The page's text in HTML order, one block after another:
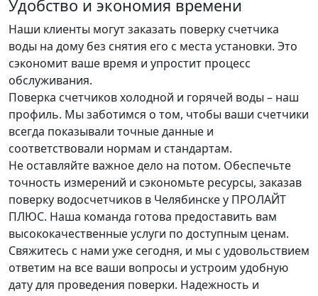
Удобство и экономия времени
Наши клиенты могут заказать поверку счетчика
воды на дому без снятия его с места установки. Это
сэкономит ваше время и упростит процесс
обслуживания.
Поверка счетчиков холодной и горячей воды – наш
профиль. Мы заботимся о том, чтобы ваши счетчики
всегда показывали точные данные и
соответствовали нормам и стандартам.
Не оставляйте важное дело на потом. Обеспечьте
точность измерений и сэкономьте ресурсы, заказав
поверку водосчетчиков в Челябинске у ПРОЛАЙТ
ПЛЮС. Наша команда готова предоставить вам
высококачественные услуги по доступным ценам.
Свяжитесь с нами уже сегодня, и мы с удовольствием
ответим на все ваши вопросы и устроим удобную
дату для проведения поверки. Надежность и